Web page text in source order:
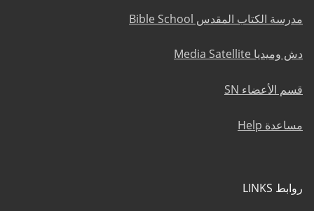
مدرسة الكتاب المقدس Bible School
دش وميديا Media Satellite
قسم الأعضاء SN
مساعدة Help
روابط LINKS